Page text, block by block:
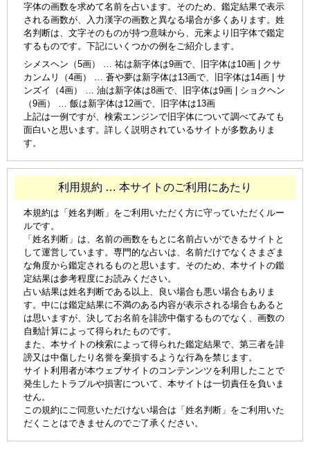
字体の画数を求めて名前を占います。そのため、鑑定結果で表示
される画数が、入力漢字の画数と異なる場合が多くあります。姓
名判断は、文字そのものが持つ意味から、元来より旧字体で鑑定
するものです。下記にいくつかの例をご紹介します。
シメスヘン（5画） … 祐は新字体は9画で、旧字体は10画 | クサ
カンムリ（4画） … 蒼や夢は新字体は13画で、旧字体は14画 | サ
ンズイ（4画） … 油は新字体は8画で、旧字体は9画 | ショクヘン
（9画） … 飯は新字体は12画で、旧字体は13画
上記は一例ですが、検索エンジンで旧字体について調べてみても
面白いと思います。詳しく説明されているサイトが多数ありま
す。
利用規約 … 本サイトのご利用にあたり
本規約は「姓名判断」をご利用いただく方に守っていただくルー
ルです。
「姓名判断」は、名前の画数をもとに名前占いができるサイトと
して運営しています。専門的な占いは、名前だけでなくさまざま
な角度から鑑定されるものと思います。そのため、本サイトの鑑
定結果は参考程度にお読みください。
占い結果は姓名判断である以上、良い場合も悪い場合もありま
す。中には鑑定結果に不満のある内容が表示される場合もあると
は思いますが、決してお名前を誹謗中傷するものでなく、画数の
自動計算によって得られたものです。
また、本サイトの検索によって得られた鑑定結果で、第三者を誹
謗又は中傷したり名誉を棄損するような行為を禁じます。
サイト利用者が本ウェブサイトのコンテンンツを利用したことで
発生したトラブルや損害について、本サイトは一切責任を負いま
せん。
この規約にご同意いただけない場合は「姓名判断」をご利用いた
だくことはできませんのでご了承ください。